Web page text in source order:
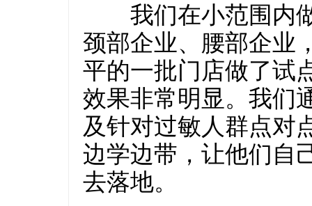
我们在小范围内做
颈部企业、腰部企业
平的一批门店做了试
效果非常明显。我们
及针对过敏人群点对
边学边带，让他们自
去落地。